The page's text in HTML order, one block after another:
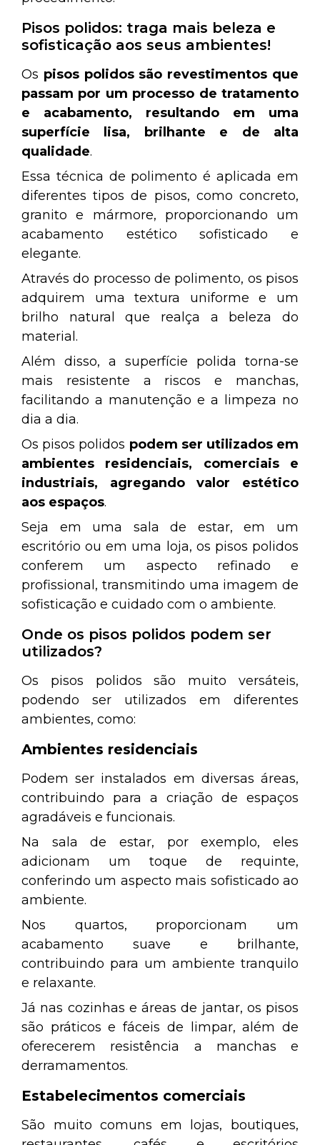
Pisos polidos: traga mais beleza e
sofisticação aos seus ambientes!
Os pisos polidos são revestimentos que
passam por um processo de tratamento
e acabamento, resultando em uma
superfície lisa, brilhante e de alta
qualidade.
Essa técnica de polimento é aplicada em
diferentes tipos de pisos, como concreto,
granito e mármore, proporcionando um
acabamento estético sofisticado e
elegante.
Através do processo de polimento, os pisos
adquirem uma textura uniforme e um
brilho natural que realça a beleza do
material.
Além disso, a superfície polida torna-se
mais resistente a riscos e manchas,
facilitando a manutenção e a limpeza no
dia a dia.
Os pisos polidos podem ser utilizados em
ambientes residenciais, comerciais e
industriais, agregando valor estético
aos espaços.
Seja em uma sala de estar, em um
escritório ou em uma loja, os pisos polidos
conferem um aspecto refinado e
profissional, transmitindo uma imagem de
sofisticação e cuidado com o ambiente.
Onde os pisos polidos podem ser
utilizados?
Os pisos polidos são muito versáteis,
podendo ser utilizados em diferentes
ambientes, como:
Ambientes residenciais
Podem ser instalados em diversas áreas,
contribuindo para a criação de espaços
agradáveis e funcionais.
Na sala de estar, por exemplo, eles
adicionam um toque de requinte,
conferindo um aspecto mais sofisticado ao
ambiente.
Nos quartos, proporcionam um
acabamento suave e brilhante,
contribuindo para um ambiente tranquilo
e relaxante.
Já nas cozinhas e áreas de jantar, os pisos
são práticos e fáceis de limpar, além de
oferecerem resistência a manchas e
derramamentos.
Estabelecimentos comerciais
São muito comuns em lojas, boutiques,